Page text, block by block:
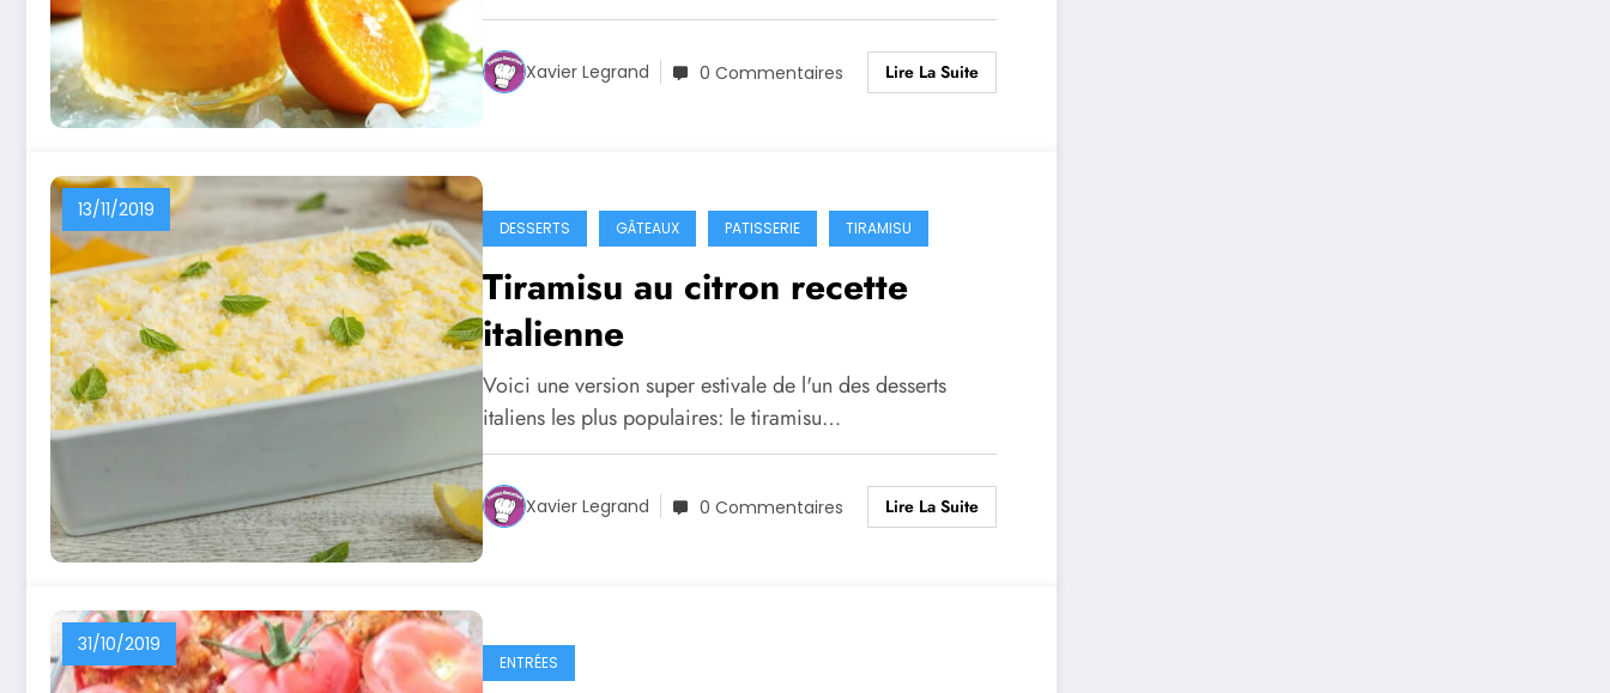
Xavier Legrand 0 Commentaires Lire La Suite
13/11/2019
DESSERTS GÂTEAUX PATISSERIE TIRAMISU
Tiramisu au citron recette
italienne
Voici une version super estivale de l'un des desserts
italiens les plus populaires: le tiramisu…
Xavier Legrand 0 Commentaires Lire La Suite
31/10/2019
ENTRÉES